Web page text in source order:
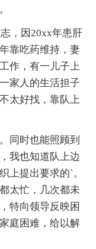
，因20xx年患肝
靠吃药维持，妻
作，有一儿子上
家人的生活担子
太好找，靠队上
时也能照顾到
我也知道队上边
上提出要求的`。
太忙，几次都未
特向领导反映困
庭困难，给以解